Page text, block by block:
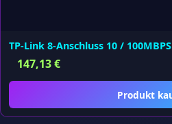
TP-Link 8-Anschluss 10 /
147,13€
Produkt